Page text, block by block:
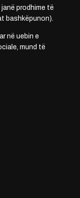
prodhime të
bashkëpunon).
në uebin e
mund të